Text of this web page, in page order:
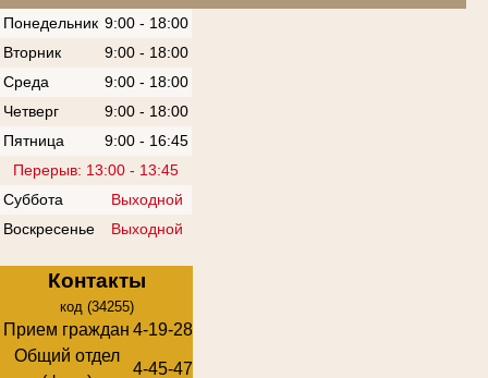
Понедельник 9:00 - 18:00
Вторник
9:00 - 18:00
Среда
9:00 - 18:00
Четверг
9:00 - 18:00
Пятница
9:00 - 16:45
Перерыв: 13:00 - 13:45
Суббота
Выходной
Воскресенье
Выходной
Контакты
код (34255)
Прием граждан 4-19-28
Общий отдел
4-45-47